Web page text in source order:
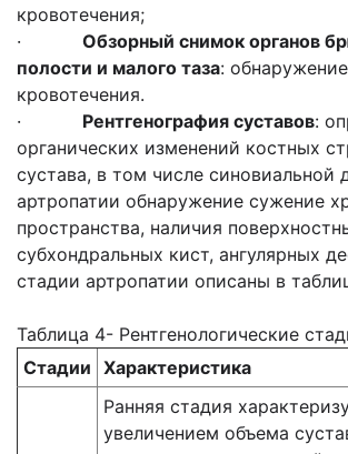
кровотечения;
· Обзорный снимок органов
полости и малого таза:
кровотечения.
· Рентгенография суставов:
органических изменений костных
сустава, в том числе синовиальной
артропатии обнаружение сужение
пространства, наличия
субхондральных кист, ангулярных
стадии артропатии описаны в
Таблица 4- Рентгенологические
Стадии Характеристика
Ранняя стадия
увеличением объема